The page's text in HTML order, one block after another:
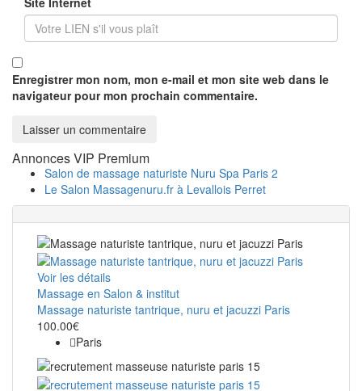
Enregistrer mon nom, mon e-mail et mon site web dans le
navigateur pour mon prochain commentaire.
Annonces VIP Premium
Salon de massage naturiste Nuru Spa Paris 2
Le Salon Massagenuru.fr à Levallois Perret
Voir les détails
Massage en Salon & institut
Massage naturiste tantrique, nuru et jacuzzi Paris
100.00€
Paris